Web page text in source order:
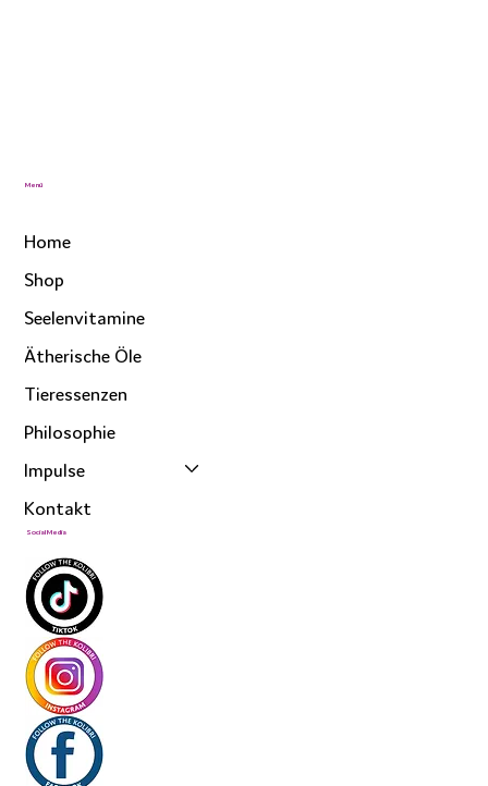
Menü
Home
Shop
Seelenvitamine
Ätherische Öle
Tieressenzen
Philosophie
Impulse
Kontakt
Social Media